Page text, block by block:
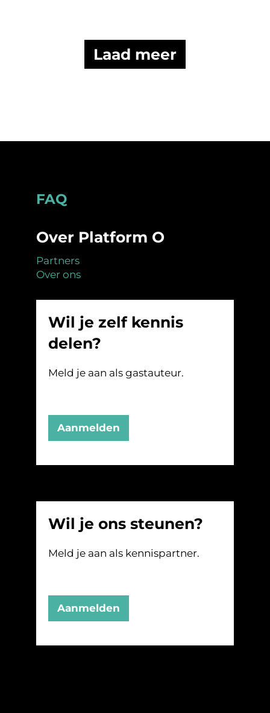
Laad meer
Footer
FAQ
Over Platform O
Partners
Over ons
Wil je zelf kennis
delen?
Meld je aan als gastauteur.
Aanmelden
Wil je ons steunen?
Meld je aan als kennispartner.
Aanmelden